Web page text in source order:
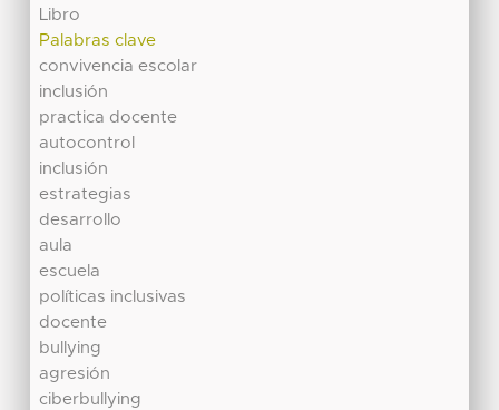
Libro
Palabras clave
convivencia escolar
inclusión
practica docente
autocontrol
inclusión
estrategias
desarrollo
aula
escuela
políticas inclusivas
docente
bullying
agresión
ciberbullying